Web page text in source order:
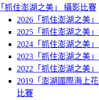
「抓住澎湖之美」 攝影比賽
2026「抓住澎湖之美
2025「抓住澎湖之美
2024「抓住澎湖之美
2023「抓住澎湖之美
2022「抓住澎湖之美
2019「澎湖國際海上
比賽